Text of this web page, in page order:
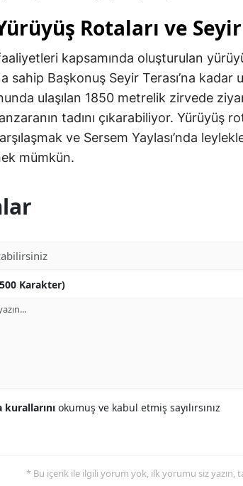
Rotaları ve
kapsamında oluşturulan
sahip Başkonuş Seyir Terası’na
ulaşılan 1850 metrelik zirvede
tadını çıkarabiliyor. Yürüyüş
ve Sersem Yaylası’nda
mümkün.
Karakter)
okumuş ve kabul etmiş sayılırsınız
* Bu içerik ile ilgili yorum yok, ilk yorumu siz yazın,